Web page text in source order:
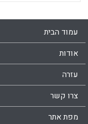
עמוד הבית
אודות
עזרה
צרו קשר
מפת אתר